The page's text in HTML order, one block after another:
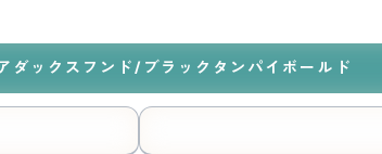
ダックスフンド/ブラックタンパイボールド